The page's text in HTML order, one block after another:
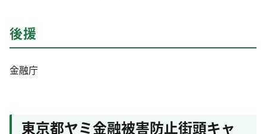
後援
金融庁
東京都ヤミ金融被害防止街頭キャ